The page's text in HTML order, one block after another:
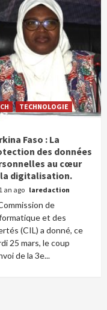
TECHNOLOGIE
Faso : La
des données
au cœur
la digitalisation.
1 an ago laredaction
de
et des
(CIL) a donné, ce
25 mars, le coup
de la 3e...